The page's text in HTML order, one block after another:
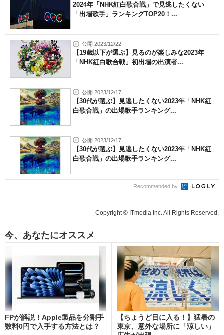
2024年「NHK紅白歌合戦」で見逃したくない
「出場歌手」ランキングTOP20！...
公開 2023/12/22
【19歳以下が選ぶ】見るのが楽しみな2023年
「NHK紅白歌合戦」初出場の出演者...
公開 2023/12/17
【30代が選ぶ】見逃したくない2023年「NHK紅
白歌合戦」の出場歌手ランキング...
公開 2023/12/17
【30代が選ぶ】見逃したくない2023年「NHK紅
白歌合戦」の出場歌手ランキング...
Recommended by
Copyright © ITmedia Inc. All Rights Reserved.
今、あなたにオススメ
FPが解説！Apple製品を分割手
数料0円で入手する方法とは？
【ちょうど目に入る！】猛暑の
東京、意外な場所に「涼しい」